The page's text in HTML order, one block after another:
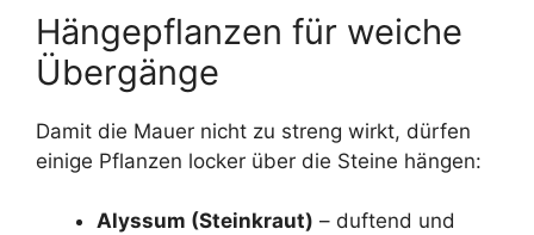
Hängepflanzen für weiche
Übergänge
Damit die Mauer nicht zu streng wirkt, dürfen
einige Pflanzen locker über die Steine hängen:
Alyssum (Steinkraut) – duftend und